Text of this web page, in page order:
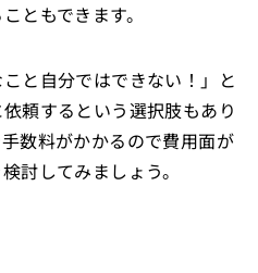
ともできます。
と自分ではできない！」と
頼するという選択肢もあり
数料がかかるので費用面が
討してみましょう。